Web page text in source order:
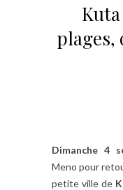
plages,
Dimanche 4
Meno pour
petite ville de